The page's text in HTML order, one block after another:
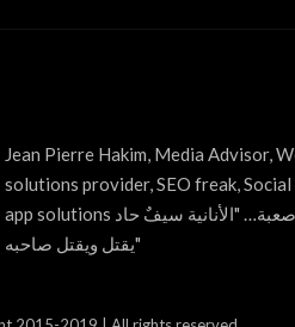
Jean Pierre Hakim, Media Advisor,
solutions provider, SEO freak,
app solutions قول الحقيقة مهما كانت صعبة… "الأنانية سيفٌ حاد
يقتل ويقتل صاحبه"